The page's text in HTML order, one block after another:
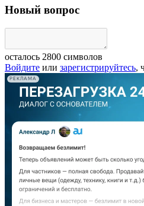
Новый вопрос
осталось 2800 символов
Войдите или зарегистрируйтесь,
РЕКЛАМА